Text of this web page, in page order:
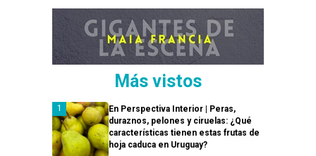
Más vistos
En Perspectiva Interior | Peras,
duraznos, pelones y ciruelas: ¿Qué
características tienen estas frutas de
hoja caduca en Uruguay?